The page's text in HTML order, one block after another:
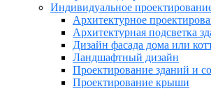
Индивидуальное
Архитектурное
Архитектурная подсветка
Дизайн фасада дома или
Ландшафтный дизайн
Проектирование зданий и
Проектирование крыши